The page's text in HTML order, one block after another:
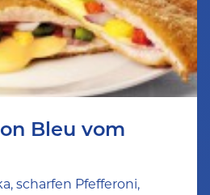
Bleu vom
scharfen Pfefferoni,